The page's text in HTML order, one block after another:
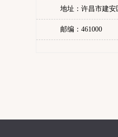
地址：许昌市建安
邮编：461000